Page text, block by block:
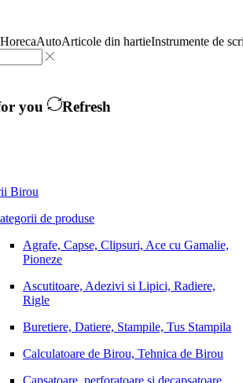
HorecaAutoArticole din hartieInstrumente de
you Refresh
Birou
de produse
Agrafe, Capse, Clipsuri, Ace cu Gamalie,
Pioneze
Ascutitoare, Adezivi si Lipici, Radiere,
Rigle
Buretiere, Datiere, Stampile, Tus Stampila
Calculatoare de Birou, Tehnica de Birou